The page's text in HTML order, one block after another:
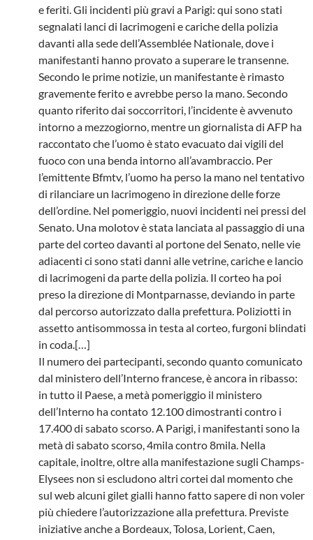
e feriti. Gli incidenti più gravi a Parigi: qui sono stati
segnalati lanci di lacrimogeni e cariche della polizia
davanti alla sede dell’Assemblée Nationale, dove i
manifestanti hanno provato a superare le transenne.
Secondo le prime notizie, un manifestante è rimasto
gravemente ferito e avrebbe perso la mano. Secondo
quanto riferito dai soccorritori, l’incidente è avvenuto
intorno a mezzogiorno, mentre un giornalista di AFP ha
raccontato che l’uomo è stato evacuato dai vigili del
fuoco con una benda intorno all’avambraccio. Per
l’emittente Bfmtv, l’uomo ha perso la mano nel tentativo
di rilanciare un lacrimogeno in direzione delle forze
dell’ordine. Nel pomeriggio, nuovi incidenti nei pressi del
Senato. Una molotov è stata lanciata al passaggio di una
parte del corteo davanti al portone del Senato, nelle vie
adiacenti ci sono stati danni alle vetrine, cariche e lancio
di lacrimogeni da parte della polizia. Il corteo ha poi
preso la direzione di Montparnasse, deviando in parte
dal percorso autorizzato dalla prefettura. Poliziotti in
assetto antisommossa in testa al corteo, furgoni blindati
in coda.[…]
Il numero dei partecipanti, secondo quanto comunicato
dal ministero dell’Interno francese, è ancora in ribasso:
in tutto il Paese, a metà pomeriggio il ministero
dell’Interno ha contato 12.100 dimostranti contro i
17.400 di sabato scorso. A Parigi, i manifestanti sono la
metà di sabato scorso, 4mila contro 8mila. Nella
capitale, inoltre, oltre alla manifestazione sugli Champs-
Elysees non si escludono altri cortei dal momento che
sul web alcuni gilet gialli hanno fatto sapere di non voler
più chiedere l’autorizzazione alla prefettura. Previste
iniziative anche a Bordeaux, Tolosa, Lorient, Caen,